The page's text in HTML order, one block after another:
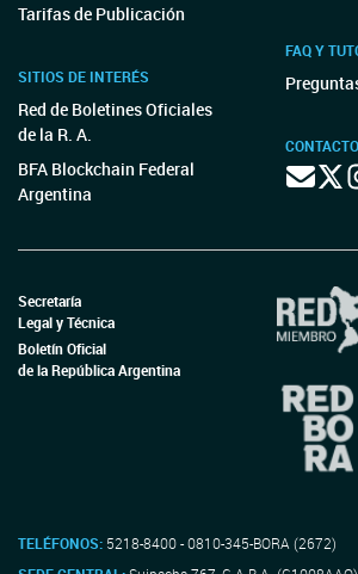
Tarifas de Publicación
SITIOS DE INTERÉS
Red de Boletines Oficiales
de la R. A.
BFA Blockchain Federal
Argentina
FAQ Y
CONTACTO
Secretaría
Legal y Técnica
Boletín Oficial
de la República Argentina
TELÉFONOS: 5218-8400 - 0810-345-BORA (2672)